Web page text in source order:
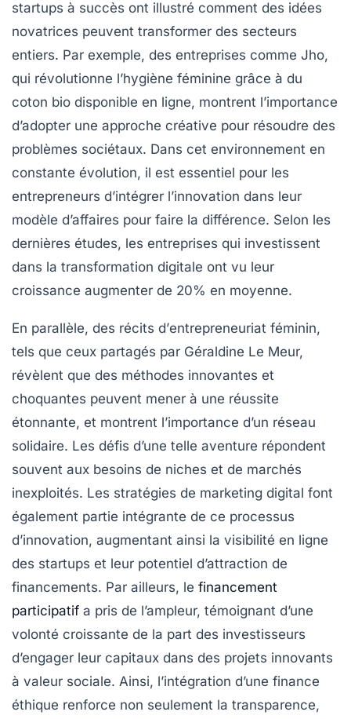
startups à succès ont illustré comment des idées
novatrices peuvent transformer des secteurs
entiers. Par exemple, des entreprises comme Jho,
qui révolutionne l’hygiène féminine grâce à du
coton bio disponible en ligne, montrent l’importance
d’adopter une approche créative pour résoudre des
problèmes sociétaux. Dans cet environnement en
constante évolution, il est essentiel pour les
entrepreneurs d’intégrer l’innovation dans leur
modèle d’affaires pour faire la différence. Selon les
dernières études, les entreprises qui investissent
dans la transformation digitale ont vu leur
croissance augmenter de 20% en moyenne.
En parallèle, des récits d’entrepreneuriat féminin,
tels que ceux partagés par Géraldine Le Meur,
révèlent que des méthodes innovantes et
choquantes peuvent mener à une réussite
étonnante, et montrent l’importance d’un réseau
solidaire. Les défis d’une telle aventure répondent
souvent aux besoins de niches et de marchés
inexploités. Les stratégies de marketing digital font
également partie intégrante de ce processus
d’innovation, augmentant ainsi la visibilité en ligne
des startups et leur potentiel d’attraction de
financements. Par ailleurs, le financement
participatif a pris de l’ampleur, témoignant d’une
volonté croissante de la part des investisseurs
d’engager leur capitaux dans des projets innovants
à valeur sociale. Ainsi, l’intégration d’une finance
éthique renforce non seulement la transparence,